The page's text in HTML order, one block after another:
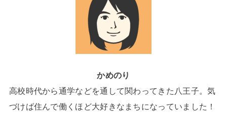
かめのり
高校時代から通学などを通して関わってきた八王子。気
づけば住んで働くほど大好きなまちになっていました！